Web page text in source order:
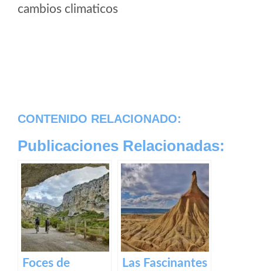
cambios climaticos
CONTENIDO RELACIONADO:
Publicaciones Relacionadas:
Foces de
Las Fascinantes